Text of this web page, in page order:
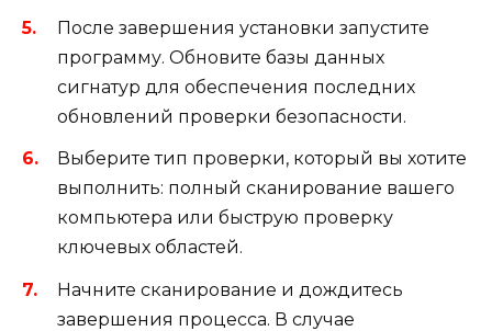
После завершения установки запустите
программу. Обновите базы данных
сигнатур для обеспечения последних
обновлений проверки безопасности.
Выберите тип проверки, который вы хотите
выполнить: полный сканирование вашего
компьютера или быструю проверку
ключевых областей.
Начните сканирование и дождитесь
завершения процесса. В случае